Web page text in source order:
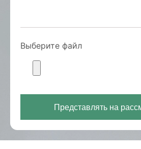
Выберите файл
Представлять на